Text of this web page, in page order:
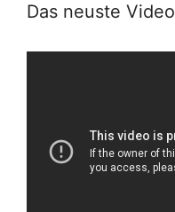
Das neuste Video